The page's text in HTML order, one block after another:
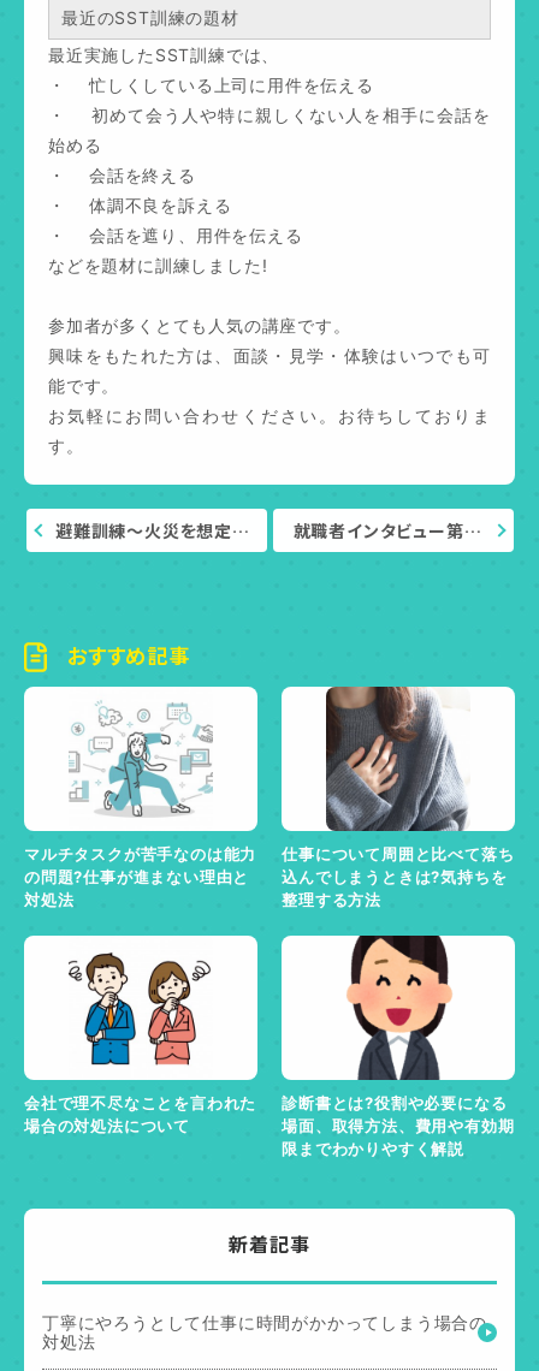
最近のSST訓練の題材
最近実施したSST訓練では、
・ 忙しくしている上司に用件を伝える
・ 初めて会う人や特に親しくない人を相手に会話を
始める
・ 会話を終える
・ 体調不良を訴える
・ 会話を遮り、用件を伝える
などを題材に訓練しました!
参加者が多くとても人気の講座です。
興味をもたれた方は、面談・見学・体験はいつでも可
能です。
お気軽にお問い合わせください。お待ちしておりま
す。
避難訓練～火災を想定… 就職者インタビュー第…
おすすめ記事
マルチタスクが苦手なのは能力
の問題?仕事が進まない理由と
対処法
仕事について周囲と比べて落ち
込んでしまうときは?気持ちを
整理する方法
会社で理不尽なことを言われた
場合の対処法について
診断書とは?役割や必要になる
場面、取得方法、費用や有効期
限までわかりやすく解説
新着記事
丁寧にやろうとして仕事に時間がかかってしまう場合の
対処法